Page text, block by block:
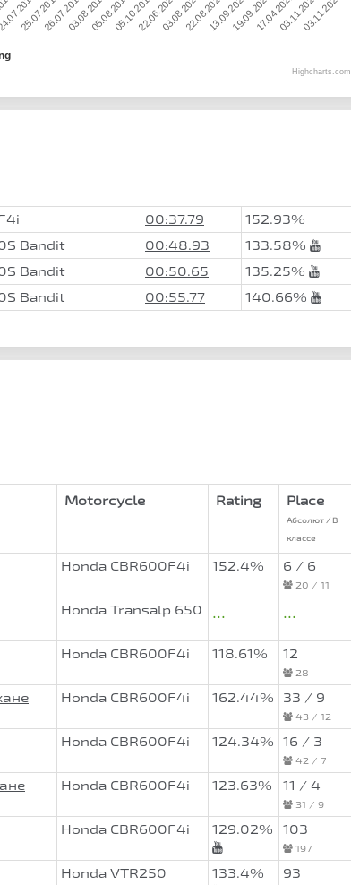
25.07.201926.07.201903.08.201905.08.201905.10.201922.06.202003.08.202022.08.202013.09.202019.09.202017.04.202103.11.202403.11.2024
Highcharts.com
00:37.79
152.93%
Bandit 00:48.93
133.58%
Bandit 00:50.65
135.25%
Bandit 00:55.77 140.66%
Motorcycle Rating Place
Абсолют / В
классе
Honda CBR600F4i 152.4% 6 / 6
20 / 11
Honda Transalp 650 ... ...
Honda CBR600F4i 118.61% 12
28
Honda CBR600F4i 162.44% 33 / 9
43 / 12
Honda CBR600F4i 124.34% 16 / 3
42 / 7
Honda CBR600F4i 123.63% 11 / 4
31 / 9
Honda CBR600F4i 129.02% 103
197
Honda VTR250 133.4% 93